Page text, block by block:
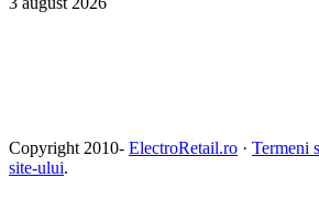
Copyright 2010- ElectroRetail.ro · Termeni
site-ului.